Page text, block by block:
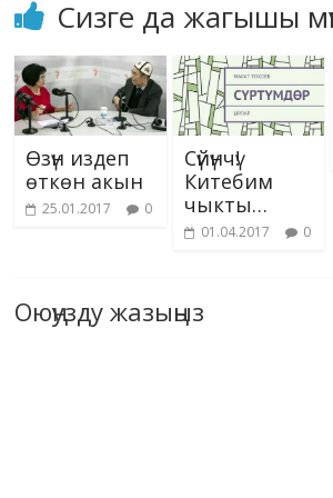
Сизге да жагышы
Өзүн издеп
өткөн акын
25.01.2017 0
Сүйүнчү!
Китебим
чыкты…
01.04.2017 0
Оюңузду жазыңыз